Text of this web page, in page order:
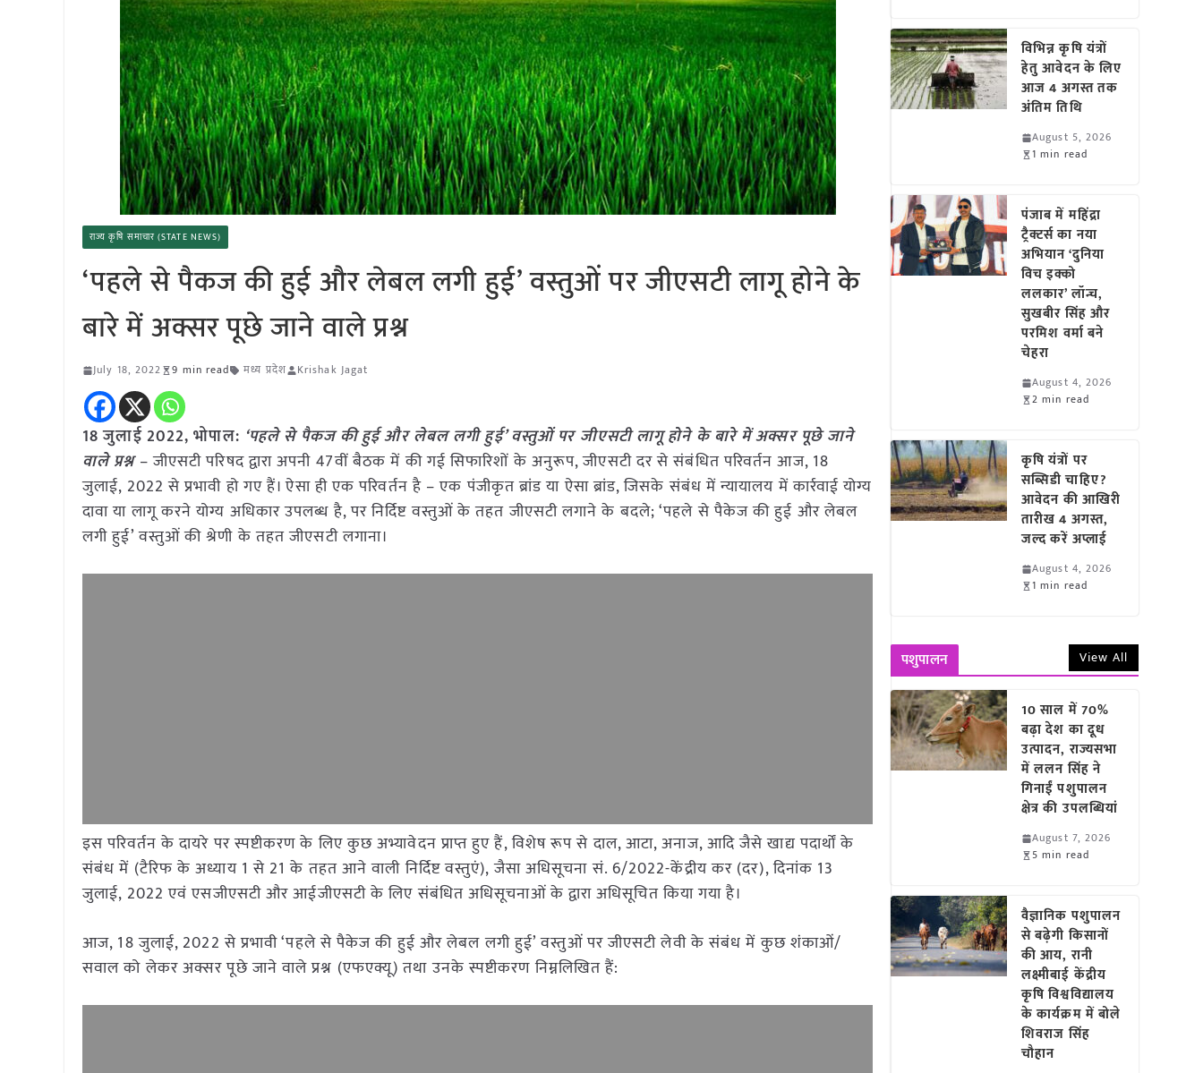
राज्य कृषि समाचार (STATE NEWS)
‘पहले से पैकज की हुई और लेबल लगी हुई’ वस्तुओं पर जीएसटी लागू होने के
बारे में अक्सर पूछे जाने वाले प्रश्न
July 18, 2022 9 min read मध्य प्रदेश Krishak Jagat
18 जुलाई 2022, भोपाल: ‘पहले से पैकज की हुई और लेबल लगी हुई’ वस्तुओं पर जीएसटी लागू होने के बारे में अक्सर पूछे जाने
वाले प्रश्न– जीएसटी परिषद द्वारा अपनी 47वीं बैठक में की गई सिफारिशों के अनुरूप, जीएसटी दर से संबंधित परिवर्तन आज, 18
जुलाई, 2022 से प्रभावी हो गए हैं। ऐसा ही एक परिवर्तन है – एक पंजीकृत ब्रांड या ऐसा ब्रांड, जिसके संबंध में न्यायालय में कार्रवाई योग्य
दावा या लागू करने योग्य अधिकार उपलब्ध है, पर निर्दिष्ट वस्तुओं के तहत जीएसटी लगाने के बदले; ‘पहले से पैकेज की हुई और लेबल
लगी हुई’ वस्तुओं की श्रेणी के तहत जीएसटी लगाना।
इस परिवर्तन के दायरे पर स्पष्टीकरण के लिए कुछ अभ्यावेदन प्राप्त हुए हैं, विशेष रूप से दाल, आटा, अनाज, आदि जैसे खाद्य पदार्थों के
संबंध में (टैरिफ के अध्याय 1 से 21 के तहत आने वाली निर्दिष्ट वस्तुएं), जैसा अधिसूचना सं. 6/2022-केंद्रीय कर (दर), दिनांक 13
जुलाई, 2022 एवं एसजीएसटी और आईजीएसटी के लिए संबंधित अधिसूचनाओं के द्वारा अधिसूचित किया गया है।
आज, 18 जुलाई, 2022 से प्रभावी ‘पहले से पैकेज की हुई और लेबल लगी हुई’ वस्तुओं पर जीएसटी लेवी के संबंध में कुछ शंकाओं/
सवाल को लेकर अक्सर पूछे जाने वाले प्रश्न (एफएक्यू) तथा उनके स्पष्टीकरण निम्नलिखित हैं:
विभिन्न कृषि यंत्रों
हेतु आवेदन के लिए
आज 4 अगस्त तक
अंतिम तिथि
August 5, 2026
1 min read
पंजाब में महिंद्रा
ट्रैक्टर्स का नया
अभियान ‘दुनिया
विच इक्को
ललकार’ लॉन्च,
सुखबीर सिंह और
परमिश वर्मा बने
चेहरा
August 4, 2026
2 min read
कृषि यंत्रों पर
सब्सिडी चाहिए?
आवेदन की आखिरी
तारीख 4 अगस्त,
जल्द करें अप्लाई
August 4, 2026
1 min read
पशुपालन View All
10 साल में 70%
बढ़ा देश का दूध
उत्पादन, राज्यसभा
में ललन सिंह ने
गिनाईं पशुपालन
क्षेत्र की उपलब्धियां
August 7, 2026
5 min read
वैज्ञानिक पशुपालन
से बढ़ेगी किसानों
की आय, रानी
लक्ष्मीबाई केंद्रीय
कृषि विश्वविद्यालय
के कार्यक्रम में बोले
शिवराज सिंह
चौहान